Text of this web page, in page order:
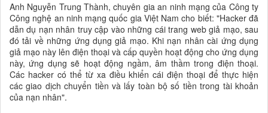
Anh Nguyễn Trung Thành, chuyên gia an ninh mạng của Công ty
Công nghệ an ninh mạng quốc gia Việt Nam cho biết: "Hacker đã
dẫn dụ nạn nhân truy cập vào những cái trang web giả mạo, sau
đó tải về những ứng dụng giả mạo. Khi nạn nhân cài ứng dụng
giả mạo này lên điện thoại và cấp quyền hoạt động cho ứng dụng
này, ứng dụng sẽ hoạt động ngầm, âm thầm trong điện thoại.
Các hacker có thể từ xa điều khiển cái điện thoại để thực hiện
các giao dịch chuyển tiền và lấy toàn bộ số tiền trong tài khoản
của nạn nhân".